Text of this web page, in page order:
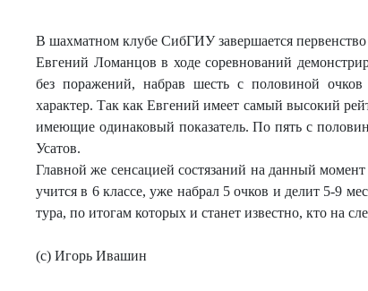
В шахматном клубе СибГИУ завершается
Евгений Ломанцов в ходе соревнований
без поражений, набрав шесть с половиной
характер. Так как Евгений имеет самый высокий
имеющие одинаковый показатель. По пять с
Усатов.
Главной же сенсацией состязаний на данный
учится в 6 классе, уже набрал 5 очков и делит 5-9
тура, по итогам которых и станет известно, кто на
(с) Игорь Ивашин